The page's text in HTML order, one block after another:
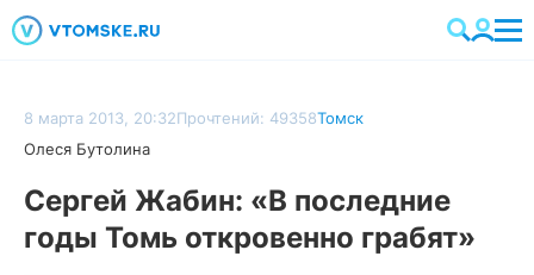
8 марта 2013, 20:32Прочтений: 49358Томск
Олеся Бутолина
Сергей Жабин: «В последние
годы Томь откровенно грабят»